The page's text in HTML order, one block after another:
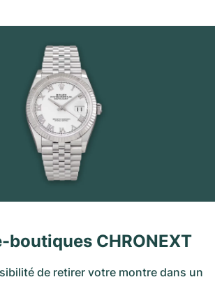
boutiques CHRONEXT
de retirer votre montre dans un